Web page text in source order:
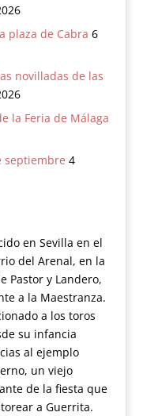
plaza de Cabra 6
novilladas de las
la Feria de Málaga
septiembre 4
en Sevilla en el
del Arenal, en la
Pastor y Landero,
a la Maestranza.
a los toros
su infancia
al ejemplo
un viejo
de la fiesta que
a Guerrita.